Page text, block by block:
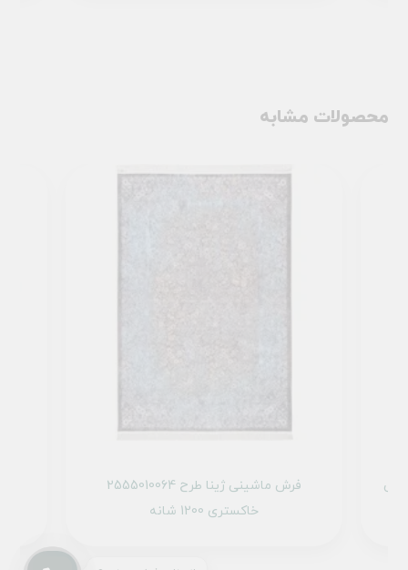
محصولات مشابه
فرش ماشینی ژینا طرح 2555010064
خاکستری 1200 شانه
2555011062 طوسی